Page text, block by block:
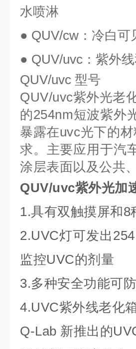
水喷淋
● QUV/cw：冷白可
● QUV/uvc：紫外
QUV/uvc 型号
QUV/uvc紫外光老
的254nm短波紫外
暴露在uvc光下的
求。主要应用于汽
涂层表面以及公共
QUV/uvc紫外光加
1.具有双触摸屏和
2.UVC灯可发出
监控UVC的剂量
3.多种安全功能可
4.UVC紫外线老化
Q-Lab 新推出的